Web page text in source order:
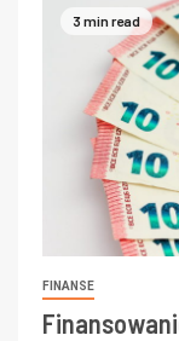
3 min read
FINANSE